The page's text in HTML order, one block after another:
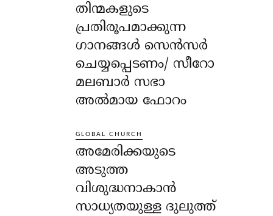
തിന്മകളുടെ
പ്രതിരൂപമാക്കുന്ന
ഗാനങ്ങൾ സെൻസർ
ചെയ്യപ്പെടണം/ സീറോ
മലബാർ സഭാ
അൽമായ ഫോറം
GLOBAL CHURCH
അമേരിക്കയുടെ
അടുത്ത
വിശുദ്ധനാകാൻ
സാധ്യതയുള്ള ദുലുത്ത്